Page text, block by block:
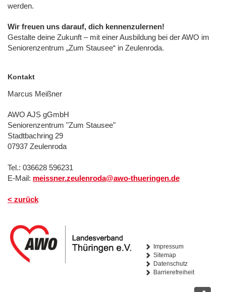
werden.
Wir freuen uns darauf, dich kennenzulernen!
Gestalte deine Zukunft – mit einer Ausbildung bei der AWO im
Seniorenzentrum „Zum Stausee“ in Zeulenroda.
Kontakt
Marcus Meißner
AWO AJS gGmbH
Seniorenzentrum "Zum Stausee"
Stadtbachring 29
07937 Zeulenroda
Tel.: 036628 596231
E-Mail: meissner.zeulenroda@awo-thueringen.de
< zurück
Impressum
Sitemap
Datenschutz
Barrierefreiheit